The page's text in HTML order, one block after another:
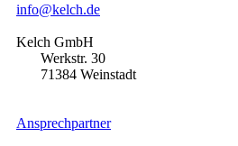
info@kelch.de
Kelch GmbH
Werkstr. 30
71384 Weinstadt
Ansprechpartner